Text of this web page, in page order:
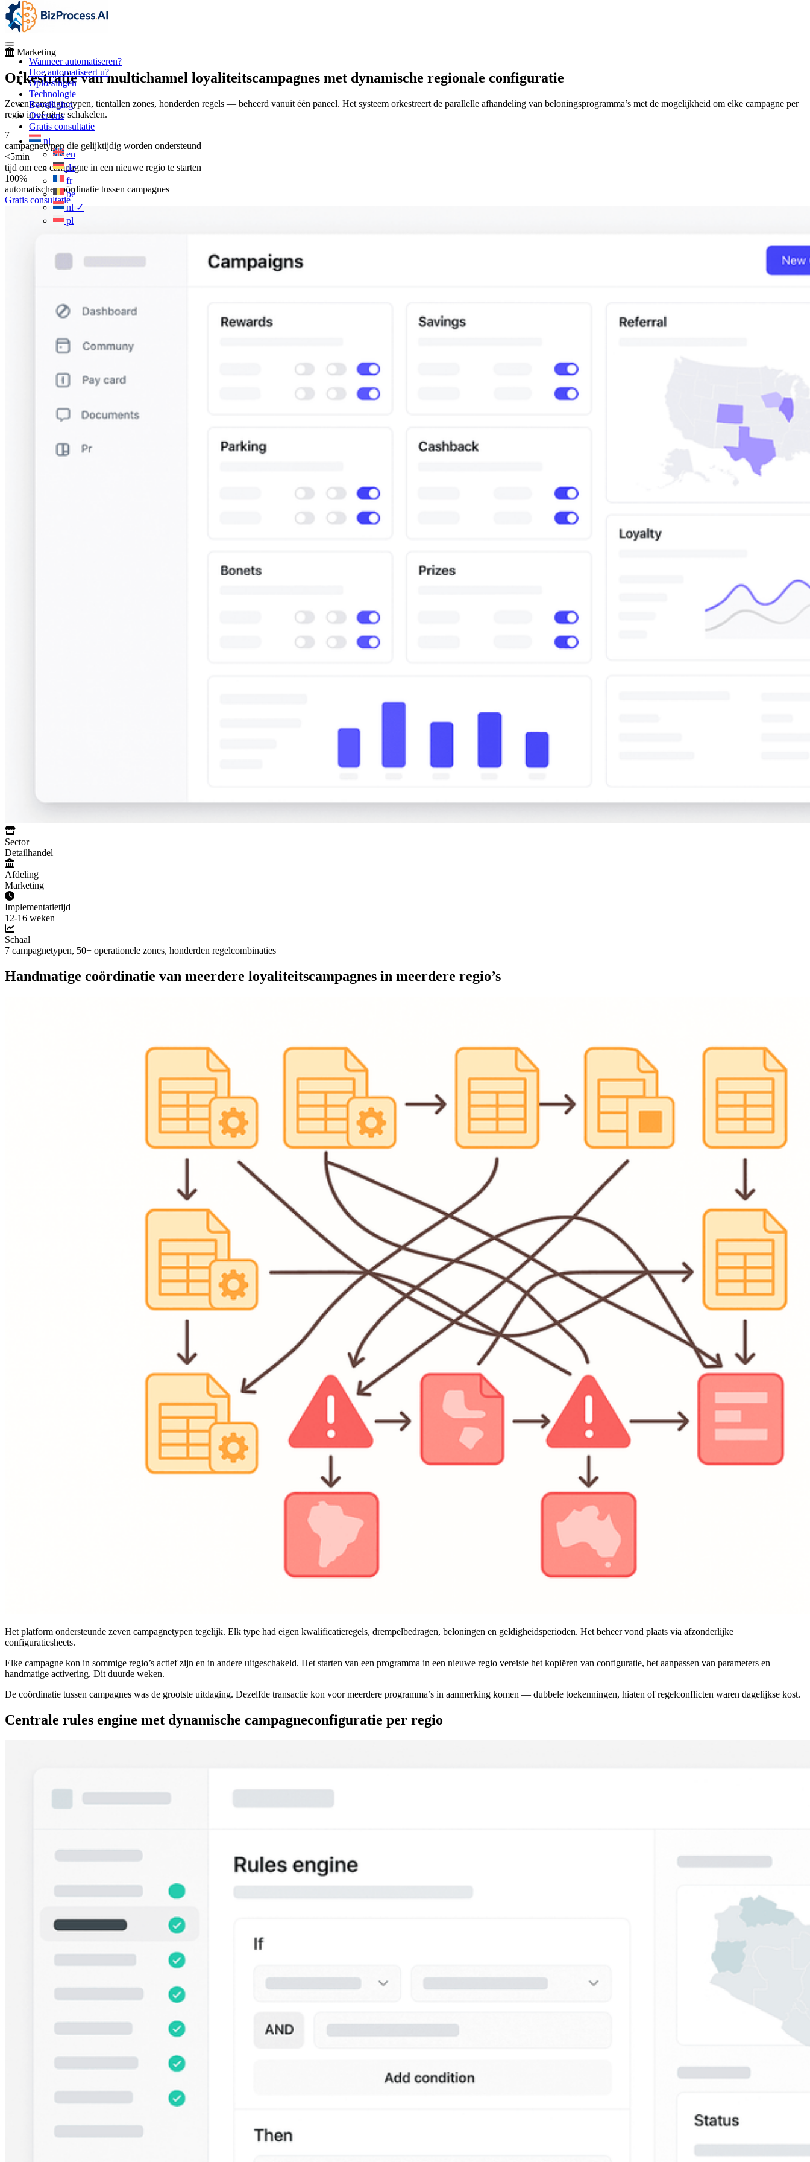
Wanneer automatiseren?
Hoe automatiseert u?
Oplossingen
Technologie
Beveiliging
Over ons
Gratis consultatie
nl
en
de
fr
be
nl ✓
pl
Marketing
Orkestratie van multichannel loyaliteitscampagnes met dynamische regionale configuratie
Zeven campagnetypen, tientallen zones, honderden regels — beheerd vanuit één paneel. Het systeem orkestreert de parallelle afhandeling van beloningsprogramma’s met de mogelijkheid om elke campagne per
regio in of uit te schakelen.
7
campagnetypen die gelijktijdig worden ondersteund
<5min
tijd om een campagne in een nieuwe regio te starten
100%
automatische coördinatie tussen campagnes
Gratis consultatie
Sector
Detailhandel
Afdeling
Marketing
Implementatietijd
12-16 weken
Schaal
7 campagnetypen, 50+ operationele zones, honderden regelcombinaties
Handmatige coördinatie van meerdere loyaliteitscampagnes in meerdere regio’s
Het platform ondersteunde zeven campagnetypen tegelijk. Elk type had eigen kwalificatieregels, drempelbedragen, beloningen en geldigheidsperioden. Het beheer vond plaats via afzonderlijke
configuratiesheets.
Elke campagne kon in sommige regio’s actief zijn en in andere uitgeschakeld. Het starten van een programma in een nieuwe regio vereiste het kopiëren van configuratie, het aanpassen van parameters en
handmatige activering. Dit duurde weken.
De coördinatie tussen campagnes was de grootste uitdaging. Dezelfde transactie kon voor meerdere programma’s in aanmerking komen — dubbele toekenningen, hiaten of regelconflicten waren dagelijkse kost.
Centrale rules engine met dynamische campagneconfiguratie per regio